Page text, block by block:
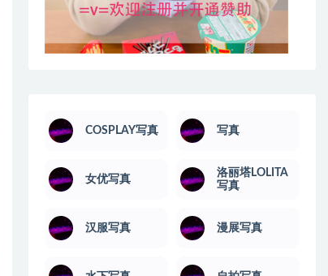
COSPLAY写真 写真
女优写真
洛丽塔LOLITA
写真
汉服写真 漫展写真